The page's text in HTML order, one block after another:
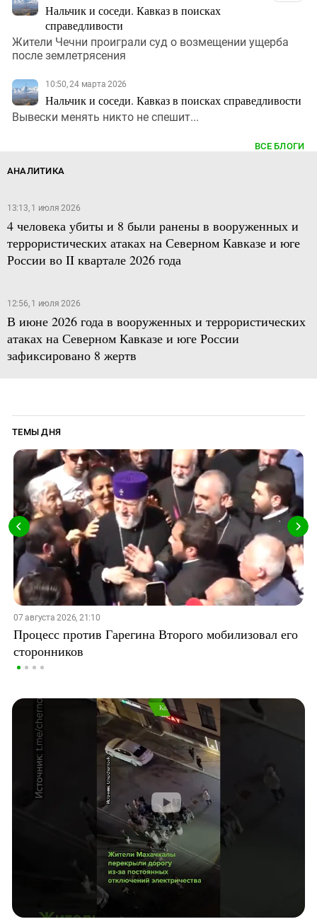
Нальчик и соседи. Кавказ в поисках
справедливости
Жители Чечни проиграли суд о возмещении ущерба
после землетрясения
10:50, 24 марта 2026
Нальчик и соседи. Кавказ в поисках справедливости
Вывески менять никто не спешит...
ВСЕ БЛОГИ
АНАЛИТИКА
13:13, 1 июля 2026
4 человека убиты и 8 были ранены в вооруженных и
террористических атаках на Северном Кавказе и юге
России во II квартале 2026 года
12:56, 1 июля 2026
В июне 2026 года в вооруженных и террористических
атаках на Северном Кавказе и юге России
зафиксировано 8 жертв
ТЕМЫ ДНЯ
07 августа 2026, 21:10
Процесс против Гарегина Второго мобилизовал его
сторонников